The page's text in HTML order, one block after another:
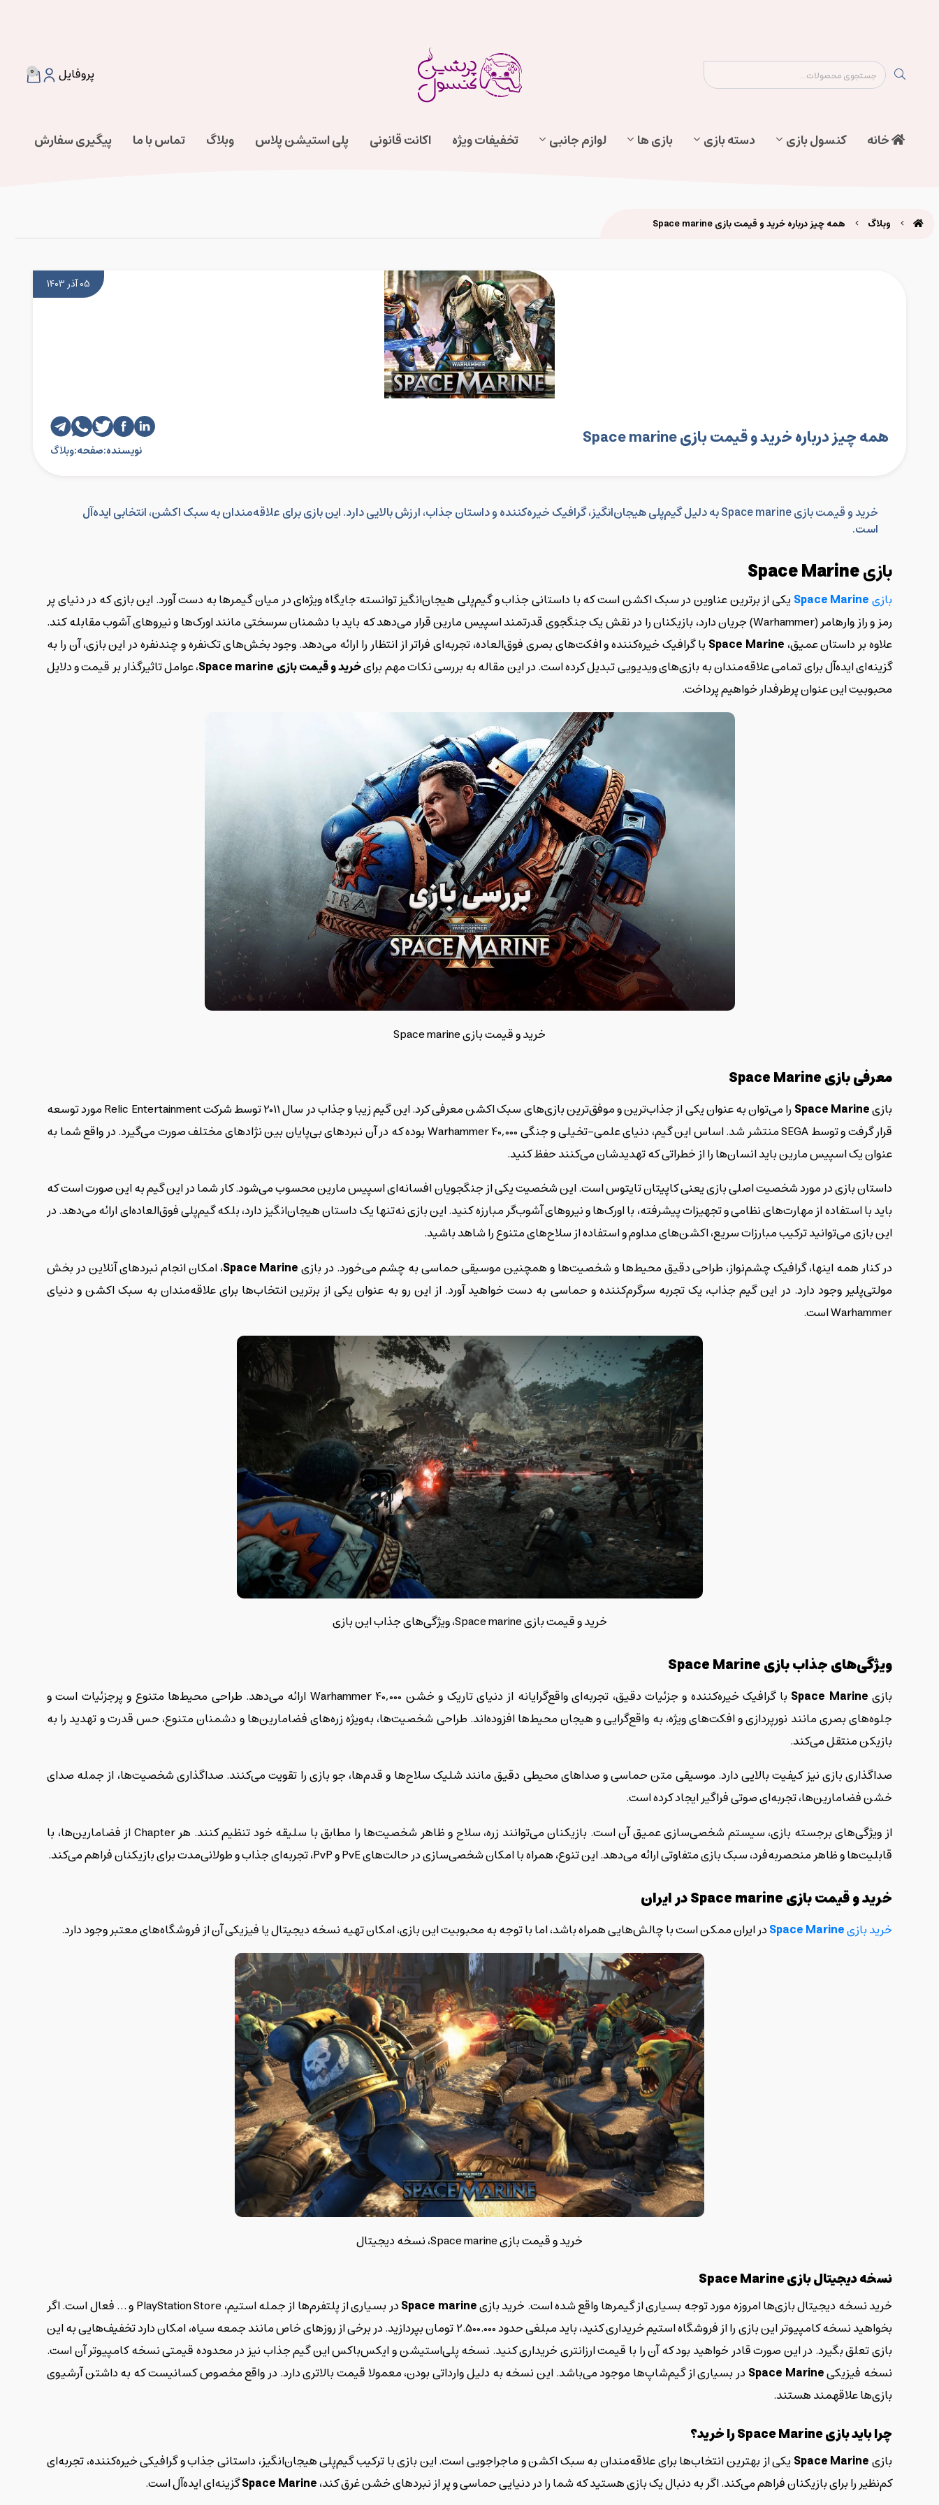
0 پروفایل
خانه کنسول بازی دسته بازی بازی ها لوازم جانبی تخفیفات ویژه اکانت قانونی پلی استیشن پلاس وبلاگ تماس با ما پیگیری سفارش
وبلاگ همه چیز درباره خرید و قیمت بازی Space marine
05 آذر 1403
همه چیز درباره خرید و قیمت بازی Space marine
نویسنده:صفحه:وبلاگ
خرید و قیمت بازی Space marine به دلیل گیم‌پلی هیجان‌انگیز، گرافیک خیره‌کننده و داستان جذاب، ارزش بالایی دارد. این بازی برای علاقه‌مندان به سبک اکشن، انتخابی ایده‌آل
است.
بازیSpace Marine
بازیSpace Marine یکی از برترین عناوین در سبک اکشن است که با داستانی جذاب و گیم‌پلی هیجان‌انگیز توانسته جایگاه ویژه‌ای در میان گیمرها به دست آورد. این بازی که در دنیای پر
رمز و راز وارهامر (Warhammer) جریان دارد، بازیکنان را در نقش یک جنگجوی قدرتمند اسپیس مارین قرار می‌دهد که باید با دشمنان سرسختی مانند اورک‌ها و نیروهای آشوب مقابله کند.
علاوه بر داستان عمیق، Space Marine با گرافیک خیره‌کننده و افکت‌های بصری فوق‌العاده، تجربه‌ای فراتر از انتظار را ارائه می‌دهد. وجود بخش‌های تک‌نفره و چندنفره در این بازی، آن را به
گزینه‌ای ایده‌آل برای تمامی علاقه‌مندان به بازی‌های ویدیویی تبدیل کرده است. در این مقاله به بررسی نکات مهم برایخرید و قیمت بازی Space marine، عوامل تاثیرگذار بر قیمت و دلایل
محبوبیت این عنوان پرطرفدار خواهیم پرداخت.
خرید و قیمت بازی Space marine
معرفی بازیSpace Marine
بازیSpace Marine
را می‌توان به عنوان یکی از جذاب‌ترین و موفق‌ترین بازی‌های سبک اکشن معرفی کرد. این گیم زیبا و جذاب در سال 2011 توسط شرکت Relic Entertainment مورد توسعه
قرار گرفت و توسط SEGA منتشر شد. اساس این گیم، دنیای علمی-تخیلی و جنگی Warhammer 40,000 بوده که در آن نبردهای بی‌پایان بین نژادهای مختلف صورت می‌گیرد. در واقع شما به
عنوان یک اسپیس مارین باید انسان‌ها را از خطراتی که تهدیدشان می‌کنند حفظ کنید.
داستان بازی در مورد شخصیت اصلی بازی یعنی کاپیتان تایتوس است. این شخصیت یکی از جنگجویان افسانه‌ای اسپیس مارین محسوب می‌شود. کار شما در این گیم به این صورت است که
باید با استفاده از مهارت‌های نظامی و تجهیزات پیشرفته، با اورک‌ها و نیروهای آشوب‌گر مبارزه کنید. این بازی نه‌تنها یک داستان هیجان‌انگیز دارد، بلکه گیم‌پلی فوق‌العاده‌ای ارائه می‌دهد. در
این بازی می‌توانید ترکیب مبارزات سریع، اکشن‌های مداوم و استفاده از سلاح‌های متنوع را شاهد باشید.
در کنار همه اینها، گرافیک چشم‌نواز، طراحی دقیق محیط‌ها و شخصیت‌ها و همچنین موسیقی حماسی به چشم می‌خورد. در بازیSpace Marine، امکان انجام نبردهای آنلاین در بخش
مولتی‌پلیر وجود دارد. در این گیم جذاب، یک تجربه سرگرم‌کننده و حماسی به دست خواهید آورد. از این رو به عنوان یکی از برترین انتخاب‌ها برای علاقه‌مندان به سبک اکشن و دنیای
Warhammer است.
خرید و قیمت بازی Space marine، ویژگی‌های جذاب این بازی
ویژگی‌های جذاب بازیSpace Marine
بازی Space Marine
با گرافیک خیره‌کننده و جزئیات دقیق، تجربه‌ای واقع‌گرایانه از دنیای تاریک و خشن Warhammer 40,000 ارائه می‌دهد. طراحی محیط‌ها متنوع و پرجزئیات است و
جلوه‌های بصری مانند نورپردازی و افکت‌های ویژه، به واقع‌گرایی و هیجان محیط‌ها افزوده‌اند. طراحی شخصیت‌ها، به‌ویژه زره‌های فضامارین‌ها و دشمنان متنوع، حس قدرت و تهدید را به
بازیکن منتقل می‌کند.
صداگذاری بازی نیز کیفیت بالایی دارد. موسیقی متن حماسی و صداهای محیطی دقیق مانند شلیک سلاح‌ها و قدم‌ها، جو بازی را تقویت می‌کنند. صداگذاری شخصیت‌ها، از جمله صدای
خشن فضامارین‌ها، تجربه‌ای صوتی فراگیر ایجاد کرده است.
از ویژگی‌های برجسته بازی، سیستم شخصی‌سازی عمیق آن است. بازیکنان می‌توانند زره، سلاح و ظاهر شخصیت‌ها را مطابق با سلیقه خود تنظیم کنند. هر Chapter از فضامارین‌ها، با
قابلیت‌ها و ظاهر منحصربه‌فرد، سبک بازی متفاوتی ارائه می‌دهد. این تنوع، همراه با امکان شخصی‌سازی در حالت‌های PvE و PvP، تجربه‌ای جذاب و طولانی‌مدت برای بازیکنان فراهم می‌کند.
خرید و قیمت بازیSpace marineدر ایران
خرید بازیSpace Marineدر ایران ممکن است با چالش‌هایی همراه باشد، اما با توجه به محبوبیت این بازی، امکان تهیه نسخه دیجیتال یا فیزیکی آن از فروشگاه‌های معتبر وجود دارد.
خرید و قیمت بازی Space marine، نسخه دیجیتال
نسخه دیجیتال بازیSpace Marine
خرید نسخه دیجیتال بازی‌ها امروزه مورد توجه بسیاری از گیمرها واقع شده است. خرید بازیSpace marine
در بسیاری از پلتفرم‌ها از جمله استیم، PlayStation Store و … فعال است. اگر
بخواهید نسخه کامپیوتر این بازی را از فروشگاه استیم خریداری کنید، باید مبلغی حدود 2.500.000 تومان بپردازید. در برخی از روزهای خاص مانند جمعه سیاه، امکان دارد تخفیف‌هایی به این
بازی تعلق بگیرد. در این صورت قادر خواهید بود که آن را با قیمت ارزان‎تری خریداری کنید. نسخه پلی‌استیشن و ایکس‌باکس این گیم جذاب نیز در محدوده قیمتی نسخه کامپیوتر آن است.
نسخه فیزیکیSpace Marine در بسیاری از گیم‌شاپ‌ها موجود می‌باشد. این نسخه به دلیل وارداتی بودن، معمولا قیمت بالاتری دارد. در واقع مخصوص کسانیست که به داشتن آرشیوی
بازی‌ها علاقه‎مند هستند.
چرا باید بازیSpace Marineرا خرید؟
بازیSpace Marine یکی از بهترین انتخاب‌ها برای علاقه‌مندان به سبک اکشن و ماجراجویی است. این بازی با ترکیب گیم‌پلی هیجان‌انگیز، داستانی جذاب و گرافیکی خیره‌کننده، تجربه‌ای
کم‌نظیر را برای بازیکنان فراهم می‌کند. اگر به دنبال یک بازی هستید که شما را در دنیایی حماسی و پر از نبردهای خشن غرق کند،Space Marineگزینه‌ای ایده‌آل است.